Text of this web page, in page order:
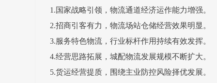
1.国家战略引领，物流通道经济运作能力增强。
2.招商引客有力，物流场站仓储经营效果明显。
3.服务特色物流，行业标杆作用持续有效发挥。
4.经营思路拓展，城配物流发展规模不断扩大。
5.货运经营提质，围绕主业防控风险择优发展。